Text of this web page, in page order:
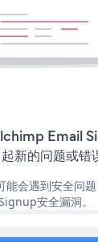
Email
新的问题或错
能会遇到安全问
安全漏洞。